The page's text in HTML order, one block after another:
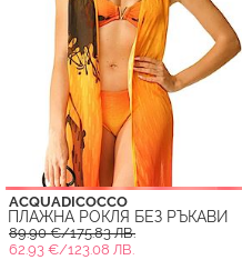
ACQUADICOCCO
ПЛАЖНА РОКЛЯ БЕЗ РЪКАВИ
89.90 €/175.83 ЛВ.
62.93 €/123.08 ЛВ.